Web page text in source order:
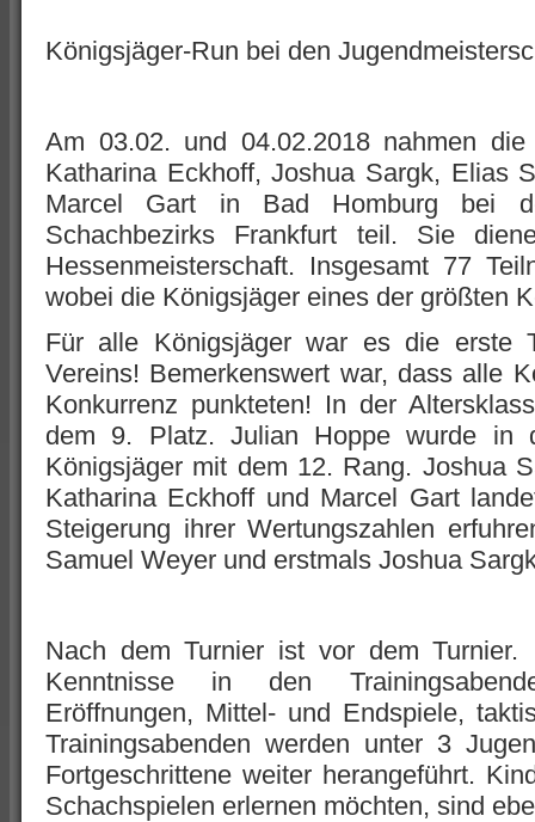
Königsjäger-Run bei den
Am 03.02. und 04.02.2018 nahmen
Katharina Eckhoff, Joshua Sargk, Elias
Marcel Gart in Bad Homburg bei
Schachbezirks Frankfurt teil. Sie
Hessenmeisterschaft. Insgesamt 77
wobei die Königsjäger eines der größten
Für alle Königsjäger war es die erste
Vereins! Bemerkenswert war, dass alle
Konkurrenz punkteten! In der
dem 9. Platz. Julian Hoppe wurde in
Königsjäger mit dem 12. Rang. Joshua
Katharina Eckhoff und Marcel Gart
Steigerung ihrer Wertungszahlen
Samuel Weyer und erstmals Joshua
Nach dem Turnier ist vor dem
Kenntnisse in den
Eröffnungen, Mittel- und Endspiele,
Trainingsabenden werden unter 3
Fortgeschrittene weiter herangeführt.
Schachspielen erlernen möchten, sind